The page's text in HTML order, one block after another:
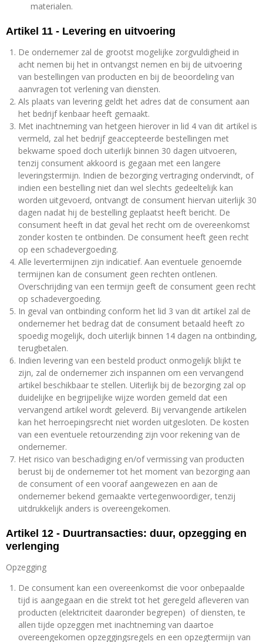
materialen.
Artikel 11 - Levering en uitvoering
De ondernemer zal de grootst mogelijke zorgvuldigheid in
acht nemen bij het in ontvangst nemen en bij de uitvoering
van bestellingen van producten en bij de beoordeling van
aanvragen tot verlening van diensten.
Als plaats van levering geldt het adres dat de consument aan
het bedrijf kenbaar heeft gemaakt.
Met inachtneming van hetgeen hierover in lid 4 van dit artikel is
vermeld, zal het bedrijf geaccepteerde bestellingen met
bekwame spoed doch uiterlijk binnen 30 dagen uitvoeren,
tenzij consument akkoord is gegaan met een langere
leveringstermijn. Indien de bezorging vertraging ondervindt, of
indien een bestelling niet dan wel slechts gedeeltelijk kan
worden uitgevoerd, ontvangt de consument hiervan uiterlijk 30
dagen nadat hij de bestelling geplaatst heeft bericht. De
consument heeft in dat geval het recht om de overeenkomst
zonder kosten te ontbinden. De consument heeft geen recht
op een schadevergoeding.
Alle levertermijnen zijn indicatief. Aan eventuele genoemde
termijnen kan de consument geen rechten ontlenen.
Overschrijding van een termijn geeft de consument geen recht
op schadevergoeding.
In geval van ontbinding conform het lid 3 van dit artikel zal de
ondernemer het bedrag dat de consument betaald heeft zo
spoedig mogelijk, doch uiterlijk binnen 14 dagen na ontbinding,
terugbetalen.
Indien levering van een besteld product onmogelijk blijkt te
zijn, zal de ondernemer zich inspannen om een vervangend
artikel beschikbaar te stellen. Uiterlijk bij de bezorging zal op
duidelijke en begrijpelijke wijze worden gemeld dat een
vervangend artikel wordt geleverd. Bij vervangende artikelen
kan het herroepingsrecht niet worden uitgesloten. De kosten
van een eventuele retourzending zijn voor rekening van de
ondernemer.
Het risico van beschadiging en/of vermissing van producten
berust bij de ondernemer tot het moment van bezorging aan
de consument of een vooraf aangewezen en aan de
ondernemer bekend gemaakte vertegenwoordiger, tenzij
uitdrukkelijk anders is overeengekomen.
Artikel 12 - Duurtransacties: duur, opzegging en
verlenging
Opzegging
De consument kan een overeenkomst die voor onbepaalde
tijd is aangegaan en die strekt tot het geregeld afleveren van
producten (elektriciteit daaronder begrepen) of diensten, te
allen tijde opzeggen met inachtneming van daartoe
overeengekomen opzeggingsregels en een opzegtermijn van